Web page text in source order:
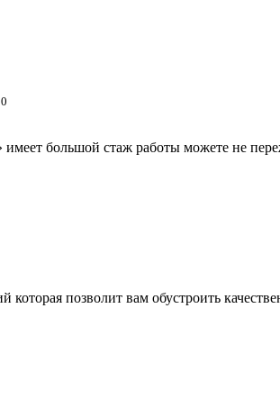
большой стаж работы можете не
позволит вам обустроить